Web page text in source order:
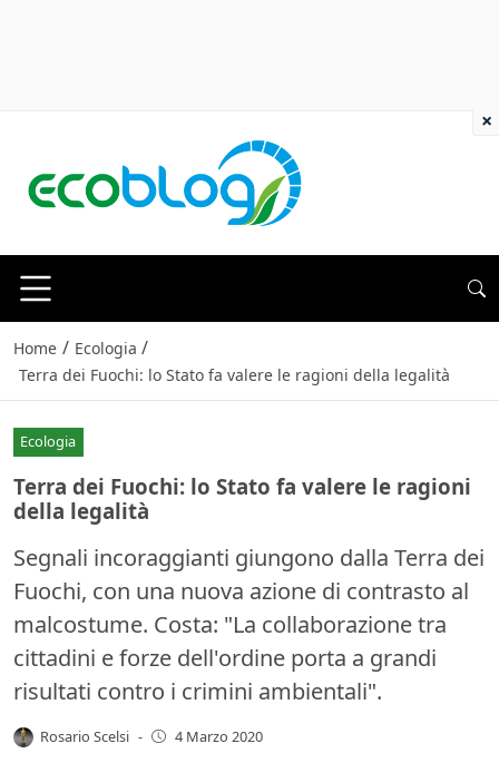
Home / Ecologia /
Terra dei Fuochi: lo Stato fa valere le ragioni della legalità
Ecologia
Terra dei Fuochi: lo Stato fa valere le ragioni
della legalità
Segnali incoraggianti giungono dalla Terra dei
Fuochi, con una nuova azione di contrasto al
malcostume. Costa: "La collaborazione tra
cittadini e forze dell'ordine porta a grandi
risultati contro i crimini ambientali".
Rosario Scelsi - 4 Marzo 2020
×